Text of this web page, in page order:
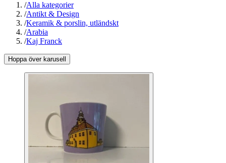
/Alla kategorier
/Antikt & Design
/Keramik & porslin, utländskt
/Arabia
/Kaj Franck
Hoppa över karusell